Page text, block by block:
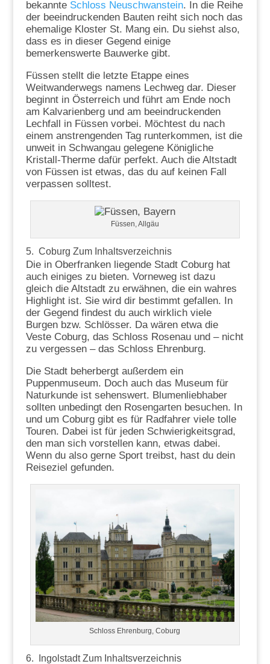
bekannte Schloss Neuschwanstein. In die Reihe
der beeindruckenden Bauten reiht sich noch das
ehemalige Kloster St. Mang ein. Du siehst also,
dass es in dieser Gegend einige
bemerkenswerte Bauwerke gibt.
Füssen stellt die letzte Etappe eines
Weitwanderwegs namens Lechweg dar. Dieser
beginnt in Österreich und führt am Ende noch
am Kalvarienberg und am beeindruckenden
Lechfall in Füssen vorbei. Möchtest du nach
einem anstrengenden Tag runterkommen, ist die
unweit in Schwangau gelegene Königliche
Kristall-Therme dafür perfekt. Auch die Altstadt
von Füssen ist etwas, das du auf keinen Fall
verpassen solltest.
Füssen, Allgäu
5. Coburg Zum Inhaltsverzeichnis
Die in Oberfranken liegende Stadt Coburg hat
auch einiges zu bieten. Vorneweg ist dazu
gleich die Altstadt zu erwähnen, die ein wahres
Highlight ist. Sie wird dir bestimmt gefallen. In
der Gegend findest du auch wirklich viele
Burgen bzw. Schlösser. Da wären etwa die
Veste Coburg, das Schloss Rosenau und – nicht
zu vergessen – das Schloss Ehrenburg.
Die Stadt beherbergt außerdem ein
Puppenmuseum. Doch auch das Museum für
Naturkunde ist sehenswert. Blumenliebhaber
sollten unbedingt den Rosengarten besuchen. In
und um Coburg gibt es für Radfahrer viele tolle
Touren. Dabei ist für jeden Schwierigkeitsgrad,
den man sich vorstellen kann, etwas dabei.
Wenn du also gerne Sport treibst, hast du dein
Reiseziel gefunden.
Schloss Ehrenburg, Coburg
6. IngolstadtZum Inhaltsverzeichnis